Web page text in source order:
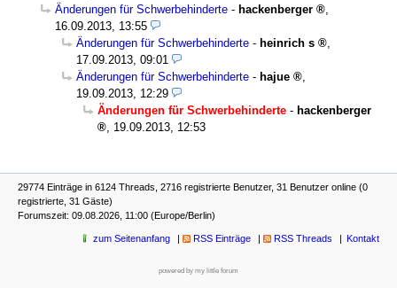
Änderungen für Schwerbehinderte - hackenberger
16.09.2013, 13:55
Änderungen für Schwerbehinderte - heinrich s
17.09.2013, 09:01
Änderungen für Schwerbehinderte - hajue
19.09.2013, 12:29
Änderungen für Schwerbehinderte - hackenberger
19.09.2013, 12:53
29774 Einträge in 6124 Threads, 2716 registrierte Benutzer, 31 Benutzer online (0
registrierte, 31 Gäste)
Forumszeit: 09.08.2026, 11:00 (Europe/Berlin)
zum Seitenanfang RSS Einträge RSS Threads Kontakt
powered by my little forum